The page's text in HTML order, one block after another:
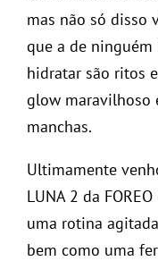
mas não só disso
que a de ninguém
hidratar são ritos
glow maravilhoso
manchas.
Ultimamente
LUNA 2 da
uma rotina
bem como uma